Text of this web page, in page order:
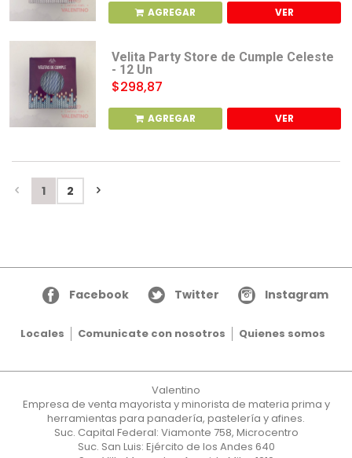
AGREGAR VER
Velita Party Store de Cumple Celeste
- 12 Un
$298,87
AGREGAR VER
1 2
Facebook Twitter Instagram
Locales Comunicate con nosotros Quienes somos
Valentino
Empresa de venta mayorista y minorista de materia prima y
herramientas para panadería, pastelería y afines.
Suc. Capital Federal: Viamonte 758, Microcentro
Suc. San Luis: Ejército de los Andes 640